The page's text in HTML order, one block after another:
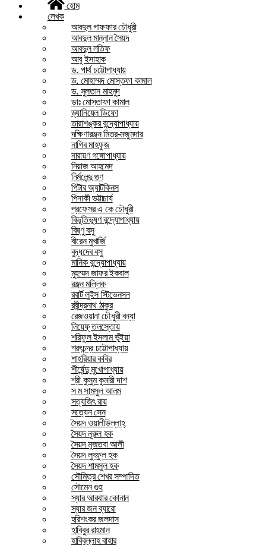
হোম
লেখক
আবদুল গাফফার চৌধুরী
আবদুল মান্নান সৈয়দ
আবদুল লতিফ
আবু ইসাহাক
ড. পার্থ চট্টোপাধ্যায়
ড. মোহাম্মদ মোস্তফা কামাল
ড. সুলতান মাহমুদ
ডাঃ মোস্তাফা কামাল
ড্যানিয়েল ডিফো
তারাশঙ্কর বন্দ্যোপাধ্যায়
দক্ষিণারঞ্জন মিত্র-মজুমদার
নাগিব মাহফুজ
নারায়ণ গঙ্গোপাধ্যায়
নিয়াজ আহমেদ
নির্মলেন্দু গুণ
পিটার অ্যাটকিনস
পিনাকী ভট্টাচার্য
প্রফেসর এ কে চৌধুরী
বিভূতিভূষণ বন্দ্যোপাধ্যায়
বিষ্ণু বসু
বীরেন মুখার্জি
বুদ্ধদেব বসু
মানিক বন্দ্যোপাধ্যায়
মুহম্মদ জাফর ইকবাল
রঞ্জন মল্লিক
রবার্ট লুইস স্টিভেনসন
রবীন্দ্রনাথ ঠাকুর
রেজওয়ানা চৌধুরী বন্যা
লিয়েফ্ তলস্তোয়
শরিফুল ইসলাম ভূঁইয়া
শরৎচন্দ্র চট্টোপাধ্যায়
শাহরিয়ার কবির
শীর্ষেন্দু মুখোপাধ্যায়
শ্রী কুসুম কুমারী দাশ
স ম সামসুল আলম
সত্যজিৎ রায়
সত্যেন সেন
সৈয়দ ওয়ালীউল্লাহ্
সৈয়দ নূরুল হক
সৈয়দ মুজতবা আলী
সৈয়দ লুৎফুল হক
সৈয়দ শামসুল হক
সৌমিত্র শেখর সম্পাদিত
সৌমেন গুহ
স্যার আরথার কোনান
স্যার জন ব্যারো
হরিশংকর জলদাস
হাবিবুর রাহমান
হাবিবুল্লাহ বাহার